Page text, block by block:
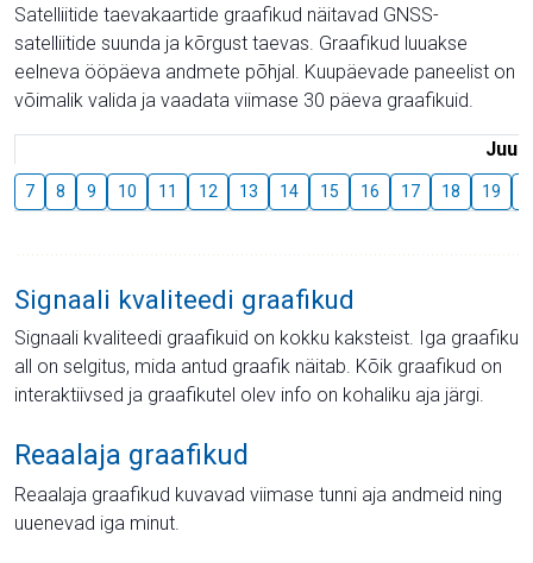
Satelliitide taevakaartide graafikud näitavad GNSS-
satelliitide suunda ja kõrgust taevas. Graafikud luuakse
eelneva ööpäeva andmete põhjal. Kuupäevade paneelist on
võimalik valida ja vaadata viimase 30 päeva graafikuid.
Juuli
7 8 9 10 11 12 13 14 15 16 17 18 19
Signaali kvaliteedi graafikud
Signaali kvaliteedi graafikuid on kokku kaksteist. Iga graafiku
all on selgitus, mida antud graafik näitab. Kõik graafikud on
interaktiivsed ja graafikutel olev info on kohaliku aja järgi.
Reaalaja graafikud
Reaalaja graafikud kuvavad viimase tunni aja andmeid ning
uuenevad iga minut.